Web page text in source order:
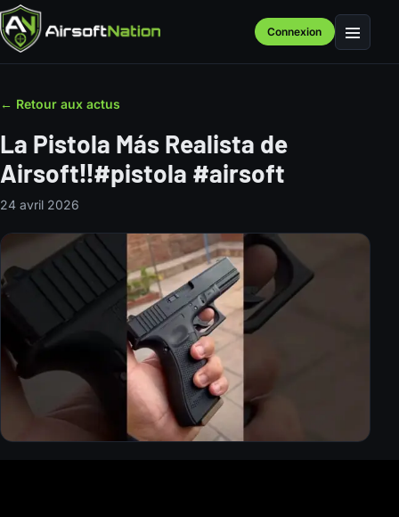
Connexion Menu
← Retour aux actus
La Pistola Más Realista de
Airsoft‼️#pistola #airsoft
24 avril 2026